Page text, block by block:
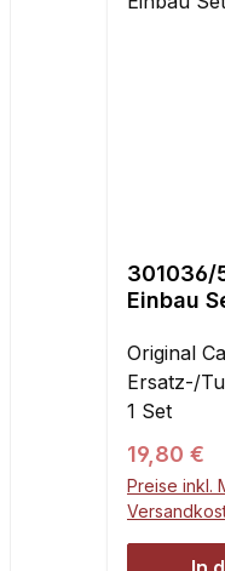
301036/
Einbau
Original
Ersatz-/
1 Set
Regulärer
19,80 €
Preise inkl.